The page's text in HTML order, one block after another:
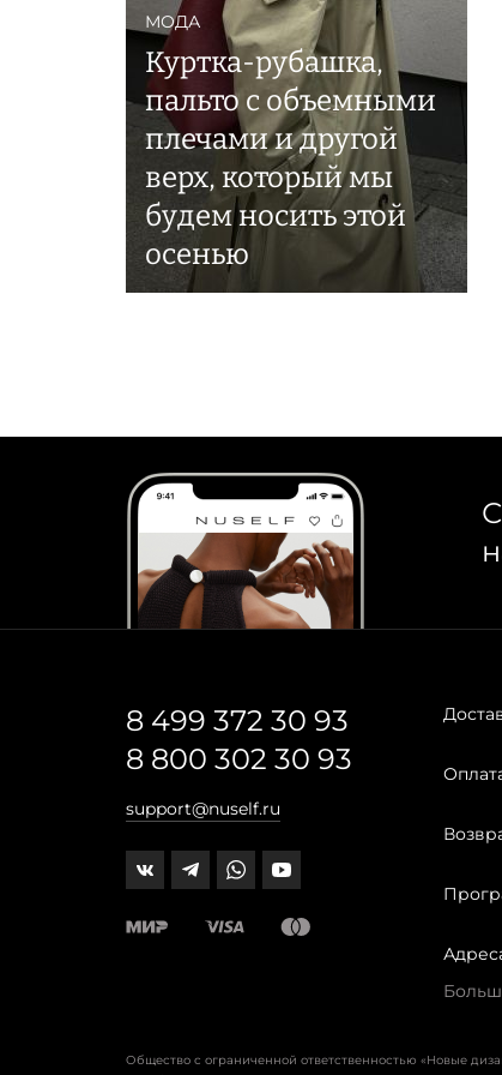
МОДА
Куртка-рубашка,
пальто с объемными
плечами и другой
верх, который мы
будем носить этой
осенью
8 499 372 30 93
8 800 302 30 93
support@nuself.ru
Общество с ограниченной ответственностью «Новые